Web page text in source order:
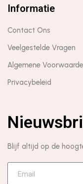
Informatie
Contact Ons
Veelgestelde Vragen
Algemene
Privacybeleid
Blijf altijd op de